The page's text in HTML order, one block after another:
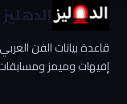
الدهليز
قاعدة بيانات الفن
إفيهات وميمز